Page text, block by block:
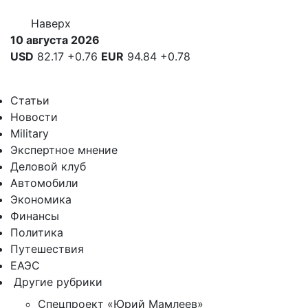
Наверх
10 августа 2026
USD 82.17 +0.76 EUR 94.84 +0.78
Статьи
Новости
Military
Экспертное мнение
Деловой клуб
Автомобили
Экономика
Финансы
Политика
Путешествия
ЕАЭС
Другие рубрики
Спецпроект «Юрий Мамлеев»